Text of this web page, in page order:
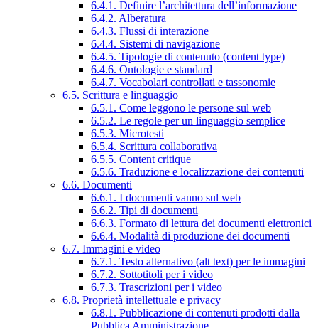
6.4.1. Definire l’architettura dell’informazione
6.4.2. Alberatura
6.4.3. Flussi di interazione
6.4.4. Sistemi di navigazione
6.4.5. Tipologie di contenuto (content type)
6.4.6. Ontologie e standard
6.4.7. Vocabolari controllati e tassonomie
6.5. Scrittura e linguaggio
6.5.1. Come leggono le persone sul web
6.5.2. Le regole per un linguaggio semplice
6.5.3. Microtesti
6.5.4. Scrittura collaborativa
6.5.5. Content critique
6.5.6. Traduzione e localizzazione dei contenuti
6.6. Documenti
6.6.1. I documenti vanno sul web
6.6.2. Tipi di documenti
6.6.3. Formato di lettura dei documenti elettronici
6.6.4. Modalità di produzione dei documenti
6.7. Immagini e video
6.7.1. Testo alternativo (alt text) per le immagini
6.7.2. Sottotitoli per i video
6.7.3. Trascrizioni per i video
6.8. Proprietà intellettuale e privacy
6.8.1. Pubblicazione di contenuti prodotti dalla
Pubblica Amministrazione